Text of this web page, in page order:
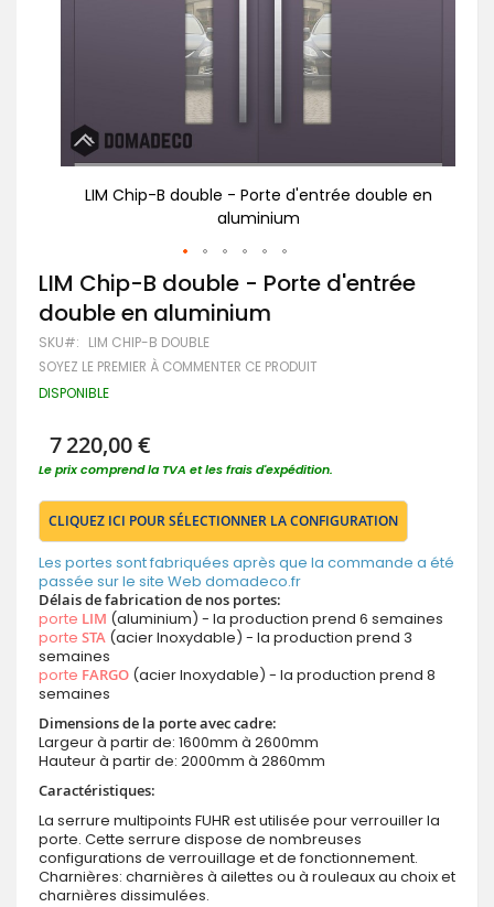
LIM Chip-B double - Porte d'entrée double en
aluminium
Passer
au
début
de
la
Galerie
d’images
LIM Chip-B double - Porte d'entrée
double en aluminium
SKU LIM CHIP-B DOUBLE
SOYEZ LE PREMIER À COMMENTER CE PRODUIT
DISPONIBLE
7 220,00 €
Le prix comprend la TVA et les frais d'expédition.
CLIQUEZ ICI POUR SÉLECTIONNER LA CONFIGURATION
Les portes sont fabriquées après que la commande a été
passée sur le site Web domadeco.fr
Délais de fabrication de nos portes:
porte LIM (aluminium) - la production prend 6 semaines
porte STA (acier Inoxydable) - la production prend 3
semaines
porte FARGO (acier Inoxydable) - la production prend 8
semaines
Dimensions de la porte avec cadre:
Largeur à partir de: 1600mm à 2600mm
Hauteur à partir de: 2000mm à 2860mm
Caractéristiques:
La serrure multipoints FUHR est utilisée pour verrouiller la
porte. Cette serrure dispose de nombreuses
configurations de verrouillage et de fonctionnement.
Charnières: charnières à ailettes ou à rouleaux au choix et
charnières dissimulées.